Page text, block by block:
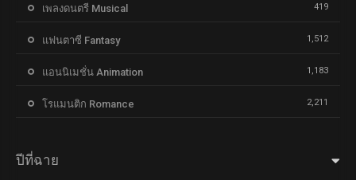
เพลงดนตรี Musical 419
แฟนตาซี Fantasy 1,512
แอนนิเมชั่น Animation 1,183
โรแมนติก Romance 2,211
ปีที่ฉาย